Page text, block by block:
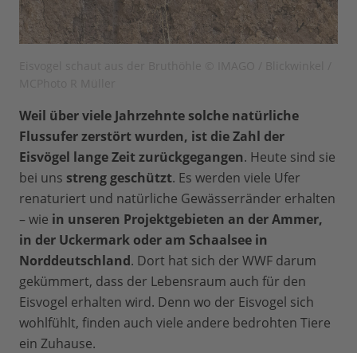
Weil über viele Jahrzehnte solche natürliche
Flussufer zerstört wurden, ist die Zahl der
Eisvögel lange Zeit zurückgegangen. Heute sind sie
bei uns streng geschützt. Es werden viele Ufer
renaturiert und natürliche Gewässerränder erhalten
– wie in unseren Projektgebieten an der Ammer,
in der Uckermark oder am Schaalsee in
Norddeutschland. Dort hat sich der WWF darum
gekümmert, dass der Lebensraum auch für den
Eisvogel erhalten wird. Denn wo der Eisvogel sich
wohlfühlt, finden auch viele andere bedrohten Tiere
ein Zuhause.